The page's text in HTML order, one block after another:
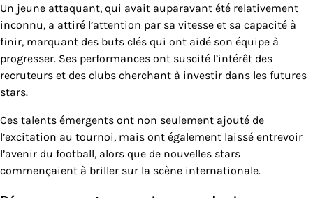
Un jeune attaquant, qui avait auparavant été relativement
inconnu, a attiré l’attention par sa vitesse et sa capacité à
finir, marquant des buts clés qui ont aidé son équipe à
progresser. Ses performances ont suscité l’intérêt des
recruteurs et des clubs cherchant à investir dans les futures
stars.
Ces talents émergents ont non seulement ajouté de
l’excitation au tournoi, mais ont également laissé entrevoir
l’avenir du football, alors que de nouvelles stars
commençaient à briller sur la scène internationale.